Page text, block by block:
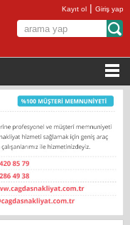
Kayıt ol |Giriş yap